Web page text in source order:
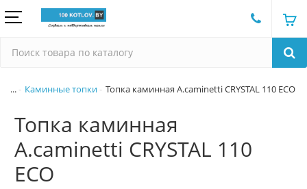
... Каминные топки Топка каминная A.caminetti CRYSTAL 110 ECO
Топка каминная
A.caminetti CRYSTAL 110
ECO